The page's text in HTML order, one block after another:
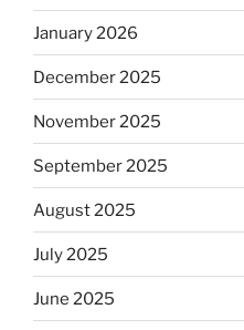
January 2026
December 2025
November 2025
September 2025
August 2025
July 2025
June 2025